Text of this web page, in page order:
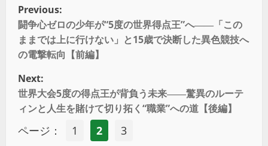
Previous:
闘争心ゼロの少年が“5度の世界得点王”へ――「この
ままでは上に行けない」と15歳で決断した異色競技へ
の電撃転向【前編】
Next:
世界大会5度の得点王が背負う未来――驚異のルーテ
ィンと人生を賭けて切り拓く“職業”への道【後編】
ページ： 1 2 3